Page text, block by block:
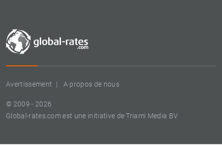
Avertissement A propos de nous
© 2009 - 2026
Global-rates.com est une initiative de Triami Media BV